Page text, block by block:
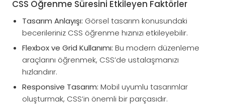
CSS Öğrenme Süresini Etkileyen Faktörler
Tasarım Anlayışı: Görsel tasarım konusundaki
becerileriniz CSS öğrenme hızınızı etkileyebilir.
Flexbox ve Grid Kullanımı: Bu modern düzenleme
araçlarını öğrenmek, CSS’de ustalaşmanızı
hızlandırır.
Responsive Tasarım: Mobil uyumlu tasarımlar
oluşturmak, CSS’in önemli bir parçasıdır.